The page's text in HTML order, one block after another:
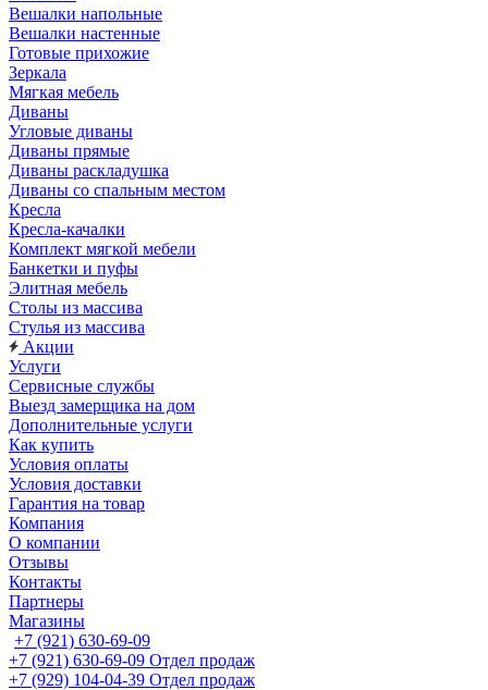
Вешалки напольные
Вешалки настенные
Готовые прихожие
Зеркала
Мягкая мебель
Диваны
Угловые диваны
Диваны прямые
Диваны раскладушка
Диваны со спальным местом
Кресла
Кресла-качалки
Комплект мягкой мебели
Банкетки и пуфы
Элитная мебель
Столы из массива
Стулья из массива
Акции
Услуги
Сервисные службы
Выезд замерщика на дом
Дополнительные услуги
Как купить
Условия оплаты
Условия доставки
Гарантия на товар
Компания
О компании
Отзывы
Контакты
Партнеры
Магазины
+7 (921) 630-69-09
+7 (921) 630-69-09 Отдел продаж
+7 (929) 104-04-39 Отдел продаж